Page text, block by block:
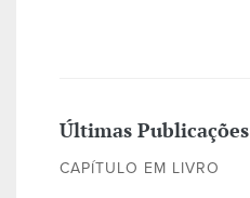
Últimas Publicações
CAPÍTULO EM LIVRO